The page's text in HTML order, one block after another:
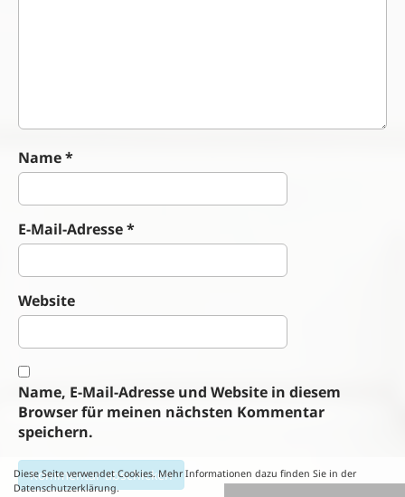
Diese Seite verwendet Cookies. Mehr Informationen dazu finden Sie in der
Datenschutzerklärung.
Name*
E-Mail-Adresse*
Website
Name, E-Mail-Adresse und Website in diesem
Browser für meinen nächsten Kommentar
speichern.